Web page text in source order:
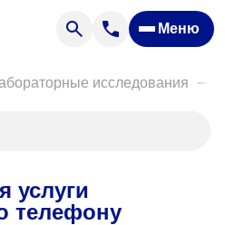
Меню
исследования
услуги
телефону